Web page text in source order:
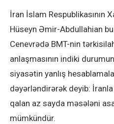
İran İslam Respublikasının
Hüseyn Əmir-Abdullahian
Cenevrədə BMT-nin
anlaşmasının indiki
siyasətin yanlış
dəyərləndirərək deyib:
qalan az sayda məsələni
mümkündür.